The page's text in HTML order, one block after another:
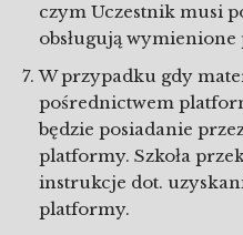
czym Uczestnik musi
obsługują wymienione
W przypadku gdy
pośrednictwem
będzie posiadanie
platformy. Szkoła
instrukcje dot.
platformy.